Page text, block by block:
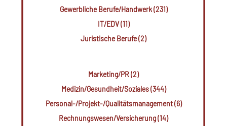
Gewerbliche Berufe/Handwerk (231)
IT/EDV (11)
Juristische Berufe (2)
Marketing/PR (2)
Medizin/Gesundheit/Soziales (344)
Personal-/Projekt-/Qualitätsmanagement (6)
Rechnungswesen/Versicherung (14)